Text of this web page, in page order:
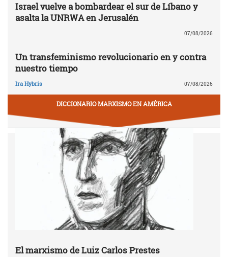
Israel vuelve a bombardear el sur de Líbano y
asalta la UNRWA en Jerusalén
07/08/2026
Un transfeminismo revolucionario en y contra
nuestro tiempo
Ira Hybris 07/08/2026
DICCIONARIO MARXISMO EN AMÉRICA
El marxismo de Luiz Carlos Prestes